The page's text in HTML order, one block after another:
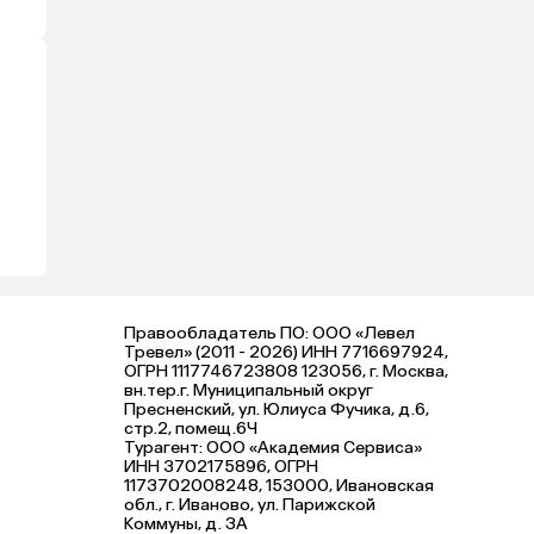
Правообладатель ПО: ООО «Левел
Тревел» (2011 - 2026) ИНН 7716697924,
ОГРН 1117746723808 123056, г. Москва,
вн.тер.г. Муниципальный округ
Пресненский, ул. Юлиуса Фучика, д.6,
стр.2, помещ.6Ч
Турагент: ООО «Академия Сервиса»
ИНН 3702175896, ОГРН
1173702008248, 153000, Ивановская
обл., г. Иваново, ул. Парижской
Коммуны, д. ЗА